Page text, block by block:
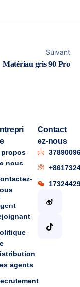
Suivant
Matériau gris 90 Pro
propos
nous
agents
Contact
ez-nous